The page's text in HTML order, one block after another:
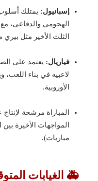
إسبانيول: يمتلك
الهجومي والدفاعي،
الثلث الأخير مثل بيري
فياريال: يعتمد على
لاعبيه في بناء
الأوروبية.
المباراة مرشحة
مباريات).
🚑 الغيابات